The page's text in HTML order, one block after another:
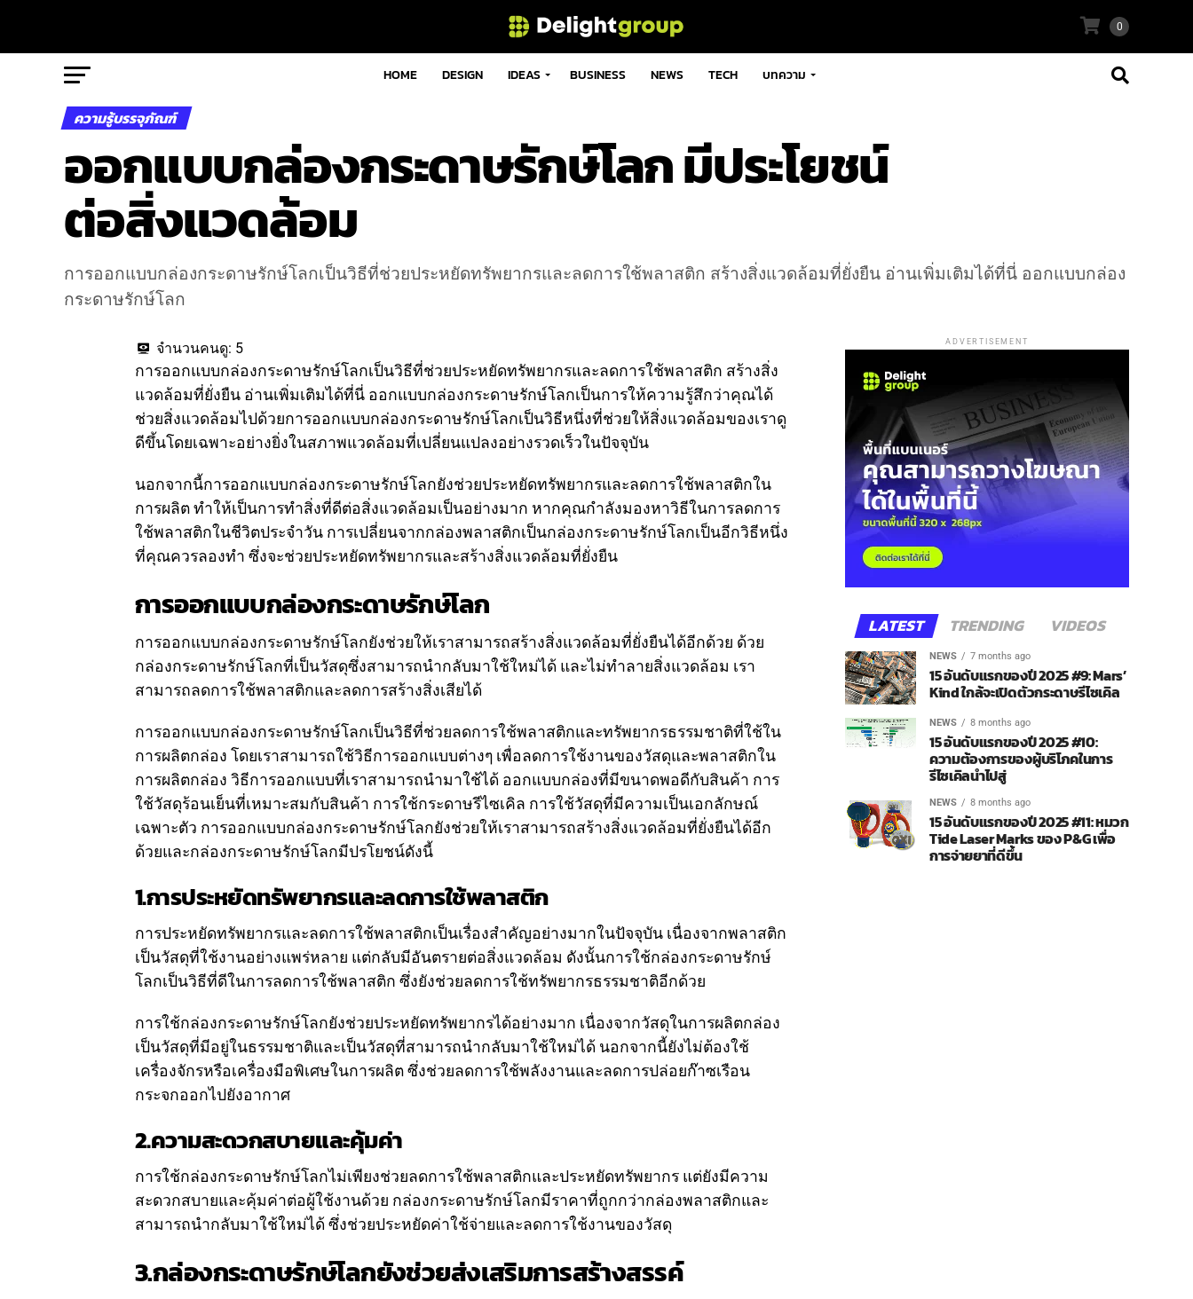
0
HOME DESIGN IDEAS BUSINESS NEWS TECH บทความ
ความรู้บรรจุภัณฑ์
ออกแบบกล่องกระดาษรักษ์โลก มีประโยชน์
ต่อสิ่งแวดล้อม
การออกแบบกล่องกระดาษรักษ์โลกเป็นวิธีที่ช่วยประหยัดทรัพยากรและลดการใช้พลาสติก สร้างสิ่งแวดล้อมที่ยั่งยืน อ่านเพิ่มเติมได้ที่นี่ ออกแบบกล่อง
กระดาษรักษ์โลก
จำนวนคนดู: 5
การออกแบบกล่องกระดาษรักษ์โลกเป็นวิธีที่ช่วยประหยัดทรัพยากรและลดการใช้พลาสติก สร้างสิ่ง
แวดล้อมที่ยั่งยืน อ่านเพิ่มเติมได้ที่นี่ ออกแบบกล่องกระดาษรักษ์โลกเป็นการให้ความรู้สึกว่าคุณได้
ช่วยสิ่งแวดล้อมไปด้วยการออกแบบกล่องกระดาษรักษ์โลกเป็นวิธีหนึ่งที่ช่วยให้สิ่งแวดล้อมของเราดู
ดีขึ้นโดยเฉพาะอย่างยิ่งในสภาพแวดล้อมที่เปลี่ยนแปลงอย่างรวดเร็วในปัจจุบัน
นอกจากนี้การออกแบบกล่องกระดาษรักษ์โลกยังช่วยประหยัดทรัพยากรและลดการใช้พลาสติกใน
การผลิต ทำให้เป็นการทำสิ่งที่ดีต่อสิ่งแวดล้อมเป็นอย่างมาก หากคุณกำลังมองหาวิธีในการลดการ
ใช้พลาสติกในชีวิตประจำวัน การเปลี่ยนจากกล่องพลาสติกเป็นกล่องกระดาษรักษ์โลกเป็นอีกวิธีหนึ่ง
ที่คุณควรลองทำ ซึ่งจะช่วยประหยัดทรัพยากรและสร้างสิ่งแวดล้อมที่ยั่งยืน
การออกแบบกล่องกระดาษรักษ์โลก
การออกแบบกล่องกระดาษรักษ์โลกยังช่วยให้เราสามารถสร้างสิ่งแวดล้อมที่ยั่งยืนได้อีกด้วย ด้วย
กล่องกระดาษรักษ์โลกที่เป็นวัสดุซึ่งสามารถนำกลับมาใช้ใหม่ได้ และไม่ทำลายสิ่งแวดล้อม เรา
สามารถลดการใช้พลาสติกและลดการสร้างสิ่งเสียได้
การออกแบบกล่องกระดาษรักษ์โลกเป็นวิธีที่ช่วยลดการใช้พลาสติกและทรัพยากรธรรมชาติที่ใช้ใน
การผลิตกล่อง โดยเราสามารถใช้วิธีการออกแบบต่างๆ เพื่อลดการใช้งานของวัสดุและพลาสติกใน
การผลิตกล่อง วิธีการออกแบบที่เราสามารถนำมาใช้ได้ ออกแบบกล่องที่มีขนาดพอดีกับสินค้า การ
ใช้วัสดุร้อนเย็นที่เหมาะสมกับสินค้า การใช้กระดาษรีไซเคิล การใช้วัสดุที่มีความเป็นเอกลักษณ์
เฉพาะตัว การออกแบบกล่องกระดาษรักษ์โลกยังช่วยให้เราสามารถสร้างสิ่งแวดล้อมที่ยั่งยืนได้อีก
ด้วยและกล่องกระดาษรักษ์โลกมีปรโยชน์ดังนี้
1.การประหยัดทรัพยากรและลดการใช้พลาสติก
การประหยัดทรัพยากรและลดการใช้พลาสติกเป็นเรื่องสำคัญอย่างมากในปัจจุบัน เนื่องจากพลาสติก
เป็นวัสดุที่ใช้งานอย่างแพร่หลาย แต่กลับมีอันตรายต่อสิ่งแวดล้อม ดังนั้นการใช้กล่องกระดาษรักษ์
โลกเป็นวิธีที่ดีในการลดการใช้พลาสติก ซึ่งยังช่วยลดการใช้ทรัพยากรธรรมชาติอีกด้วย
การใช้กล่องกระดาษรักษ์โลกยังช่วยประหยัดทรัพยากรได้อย่างมาก เนื่องจากวัสดุในการผลิตกล่อง
เป็นวัสดุที่มีอยู่ในธรรมชาติและเป็นวัสดุที่สามารถนำกลับมาใช้ใหม่ได้ นอกจากนี้ยังไม่ต้องใช้
เครื่องจักรหรือเครื่องมือพิเศษในการผลิต ซึ่งช่วยลดการใช้พลังงานและลดการปล่อยก๊าซเรือน
กระจกออกไปยังอากาศ
2.ความสะดวกสบายและคุ้มค่า
การใช้กล่องกระดาษรักษ์โลกไม่เพียงช่วยลดการใช้พลาสติกและประหยัดทรัพยากร แต่ยังมีความ
สะดวกสบายและคุ้มค่าต่อผู้ใช้งานด้วย กล่องกระดาษรักษ์โลกมีราคาที่ถูกกว่ากล่องพลาสติกและ
สามารถนำกลับมาใช้ใหม่ได้ ซึ่งช่วยประหยัดค่าใช้จ่ายและลดการใช้งานของวัสดุ
3.กล่องกระดาษรักษ์โลกยังช่วยส่งเสริมการสร้างสรรค์
ADVERTISEMENT
LATEST TRENDING VIDEOS
NEWS 7 months ago
15 อันดับแรกของปี 2025 #9: Mars’
Kind ใกล้จะเปิดตัวกระดาษรีไซเคิล
NEWS 8 months ago
15 อันดับแรกของปี 2025 #10:
ความต้องการของผู้บริโภคในการ
รีไซเคิลนำไปสู่
NEWS 8 months ago
15 อันดับแรกของปี 2025 #11: หมวก
Tide Laser Marks ของ P&G เพื่อ
การจ่ายยาที่ดีขึ้น